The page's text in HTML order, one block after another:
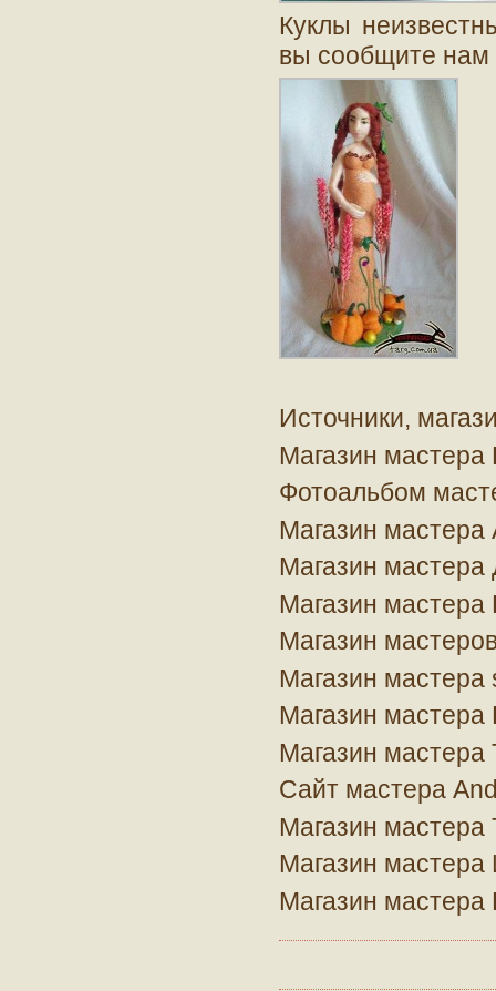
Куклы
вы сообщите нам
Источники,
Магазин мастера
Фотоальбом
Магазин
Магазин
Магазин
Магазин
Магазин мастера
Магазин мастера
Магазин мастера
Сайт мастера
Магазин мастера
Магазин
Магазин мастера